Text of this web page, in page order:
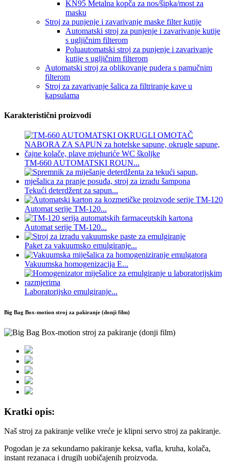
KN95 Metalna kopča za nos/šipka/most za
masku
Stroj za punjenje i zavarivanje maske filter kutije
Automatski stroj za punjenje i zavarivanje kutije
s ugljičnim filterom
Poluautomatski stroj za punjenje i zavarivanje
kutije s ugljičnim filterom
Automatski stroj za oblikovanje pudera s pamučnim
filterom
Stroj za zavarivanje šalica za filtriranje kave u
kapsulama
Karakteristični proizvodi
TM-660 AUTOMATSKI ROUN...
Tekući deterdžent za sapun...
Automat serije TM-120...
Automat serije TM-120...
Paket za vakuumsko emulgiranje...
Vakuumska homogenizacija E...
Laboratorijsko emulgiranje...
Big Bag Box-motion stroj za pakiranje (donji film)
Kratki opis:
Naš stroj za pakiranje velike vreće je klipni servo stroj za pakiranje.
Pogodan je za sekundarno pakiranje keksa, vafla, kruha, kolača,
instant rezanaca i drugih uobičajenih proizvoda.